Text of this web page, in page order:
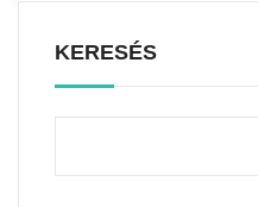
KERESÉS